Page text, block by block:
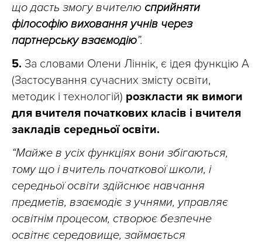
що дасть змогу вчителю сприйняти
філософію виховання учнів через
партнерську взаємодію”.
5. За словами Олени Ліннік, є ідея функцію А
(Застосування сучасних змісту освіти,
методик і технологій) розкласти як вимоги
для вчителя початкових класів і вчителя
закладів середньої освіти.
“Майже в усіх функціях вони збігаються,
тому що і вчитель початкової школи, і
середньої освіти здійснює навчання
предметів, взаємодіє з учнями, управляє
освітнім процесом, створює безпечне
освітнє середовище, займається